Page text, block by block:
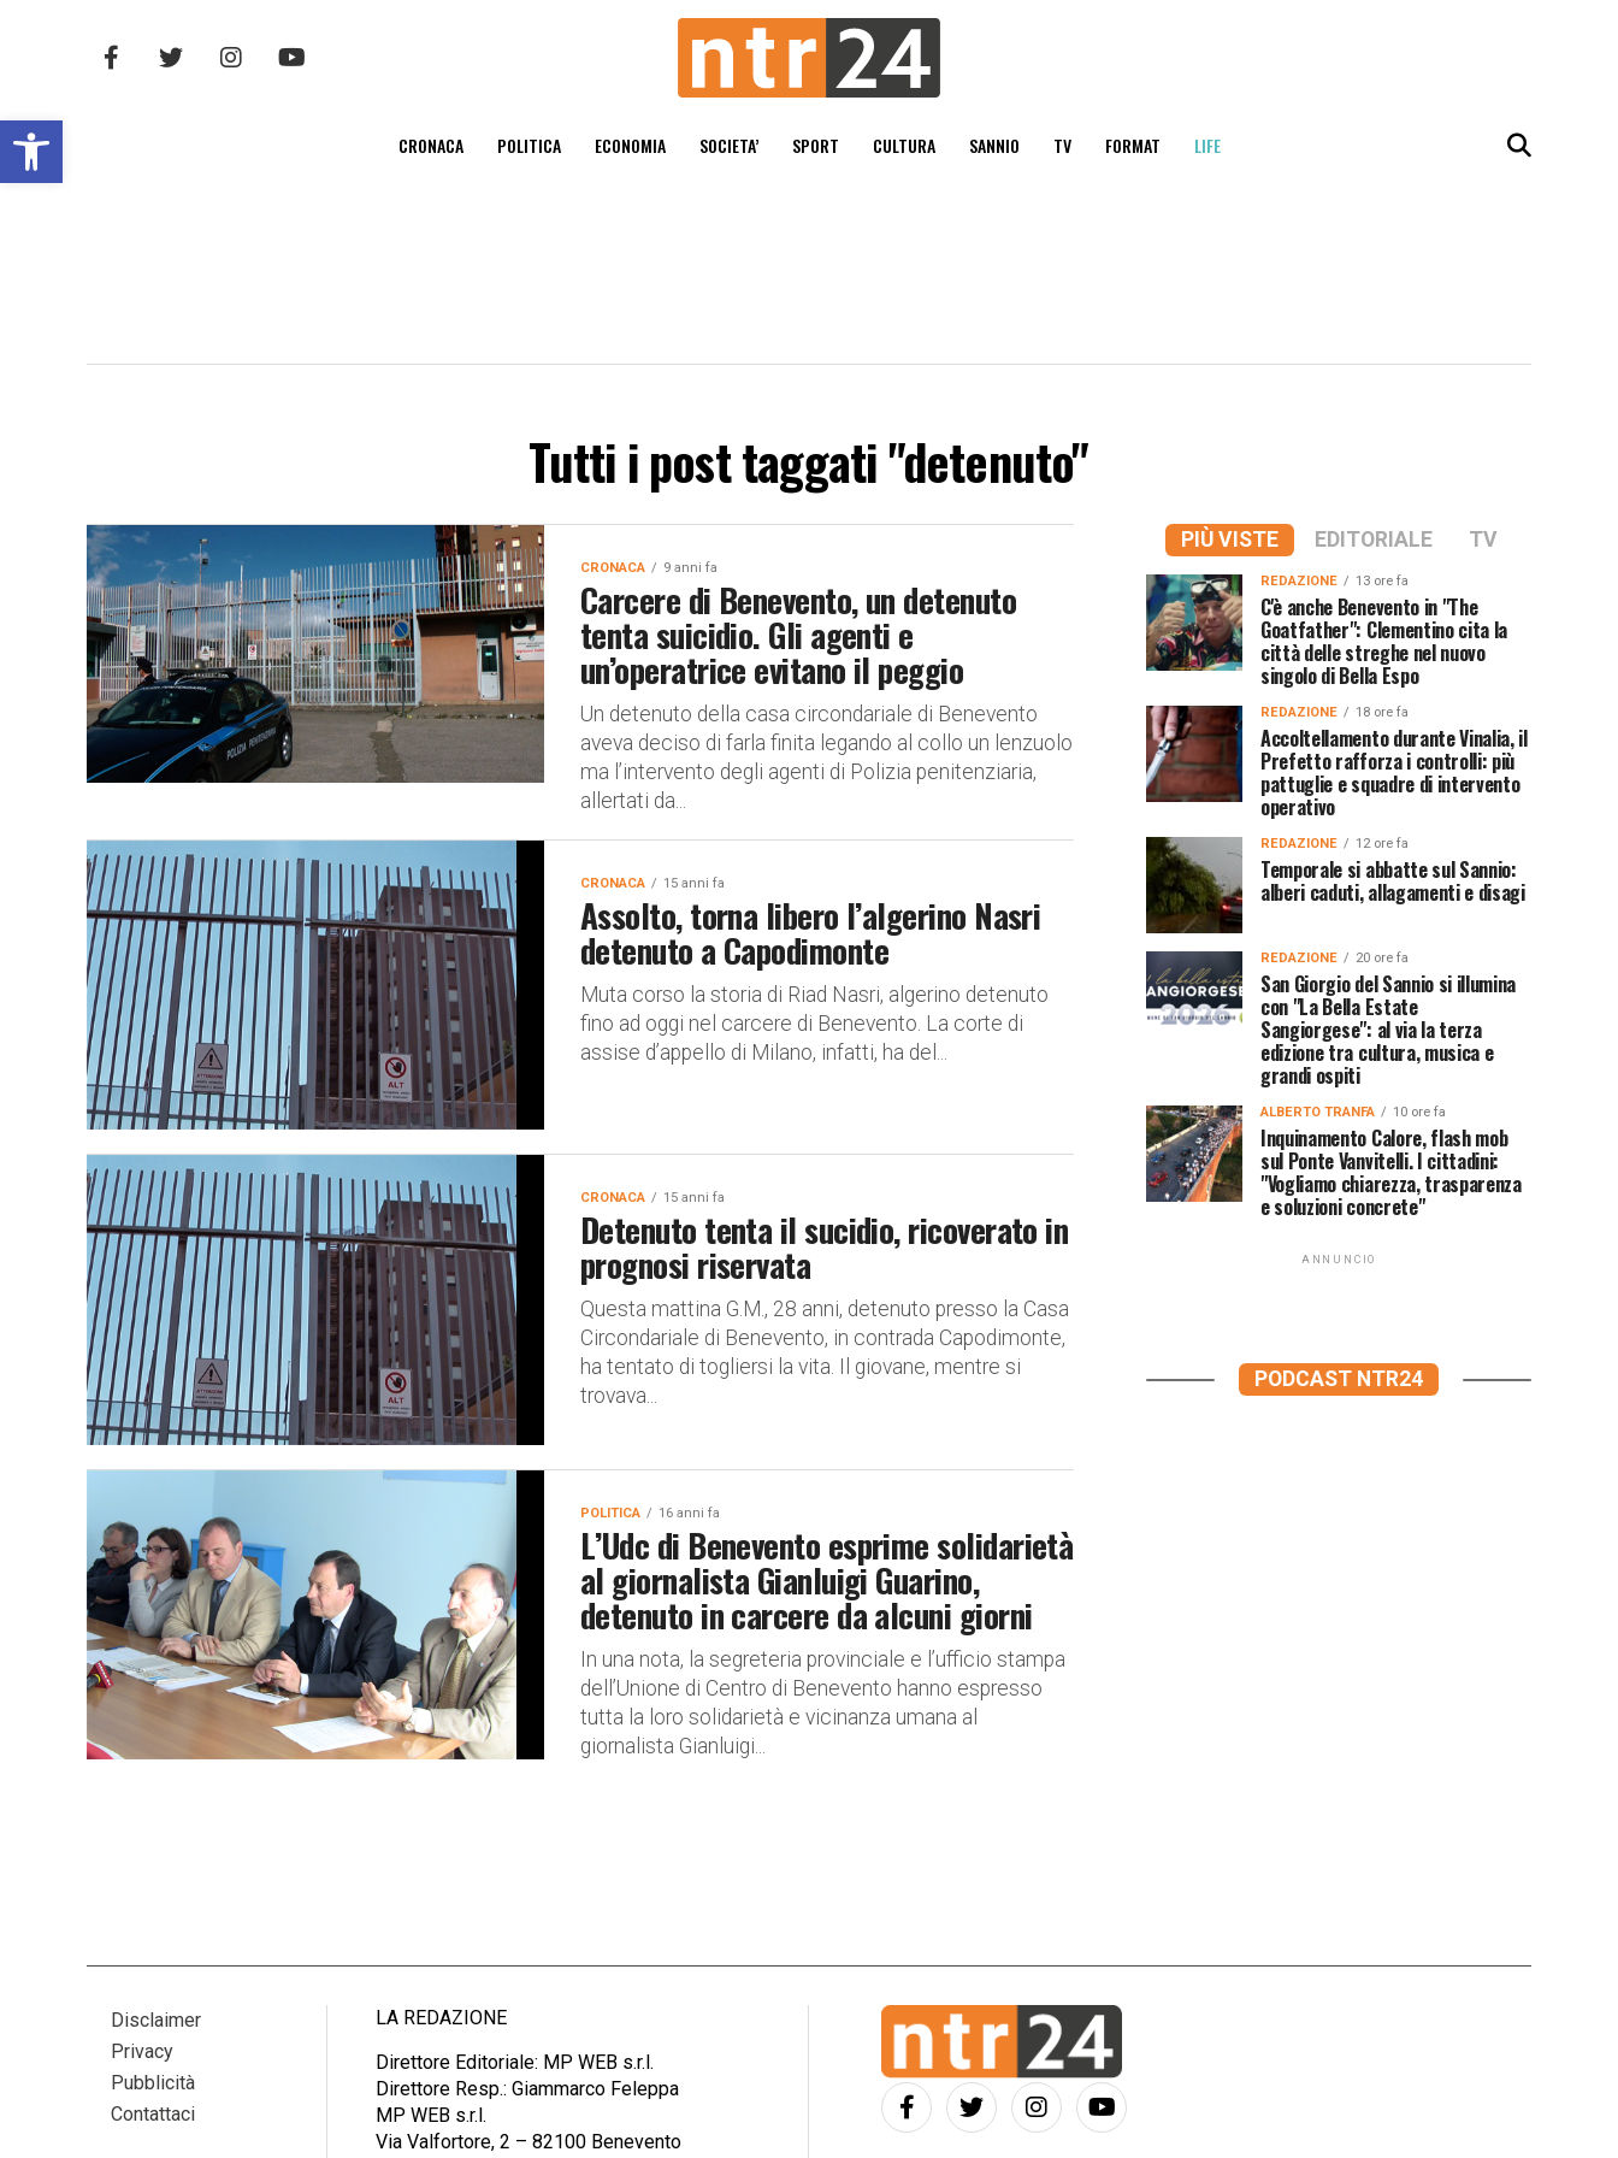
Open toolbar CRONACA POLITICA ECONOMIA SOCIETA’ SPORT CULTURA SANNIO TV FORMAT LIFE
Tutti i post taggati "detenuto"
CRONACA 9 anni fa
Carcere di Benevento, un detenuto
tenta suicidio. Gli agenti e
un’operatrice evitano il peggio
Un detenuto della casa circondariale di Benevento
aveva deciso di farla finita legando al collo un lenzuolo
ma l’intervento degli agenti di Polizia penitenziaria,
allertati da...
CRONACA 15 anni fa
Assolto, torna libero l’algerino Nasri
detenuto a Capodimonte
Muta corso la storia di Riad Nasri, algerino detenuto
fino ad oggi nel carcere di Benevento. La corte di
assise d’appello di Milano, infatti, ha del...
CRONACA 15 anni fa
Detenuto tenta il sucidio, ricoverato in
prognosi riservata
Questa mattina G.M., 28 anni, detenuto presso la Casa
Circondariale di Benevento, in contrada Capodimonte,
ha tentato di togliersi la vita. Il giovane, mentre si
trovava...
POLITICA 16 anni fa
L’Udc di Benevento esprime solidarietà
al giornalista Gianluigi Guarino,
detenuto in carcere da alcuni giorni
In una nota, la segreteria provinciale e l’ufficio stampa
dell’Unione di Centro di Benevento hanno espresso
tutta la loro solidarietà e vicinanza umana al
giornalista Gianluigi...
PIÙ VISTE EDITORIALE TV
REDAZIONE 13 ore fa
C'è anche Benevento in "The
Goatfather": Clementino cita la
città delle streghe nel nuovo
singolo di Bella Espo
REDAZIONE 18 ore fa
Accoltellamento durante Vinalia, il
Prefetto rafforza i controlli: più
pattuglie e squadre di intervento
operativo
REDAZIONE 12 ore fa
Temporale si abbatte sul Sannio:
alberi caduti, allagamenti e disagi
REDAZIONE 20 ore fa
San Giorgio del Sannio si illumina
con "La Bella Estate
Sangiorgese": al via la terza
edizione tra cultura, musica e
grandi ospiti
ALBERTO TRANFA 10 ore fa
Inquinamento Calore, flash mob
sul Ponte Vanvitelli. I cittadini:
"Vogliamo chiarezza, trasparenza
e soluzioni concrete"
ANNUNCIO
PODCAST NTR24
Disclaimer
Privacy
Pubblicità
Contattaci
LA REDAZIONE
Direttore Editoriale: MP WEB s.r.l.
Direttore Resp.: Giammarco Feleppa
MP WEB s.r.l.
Via Valfortore, 2 – 82100 Benevento